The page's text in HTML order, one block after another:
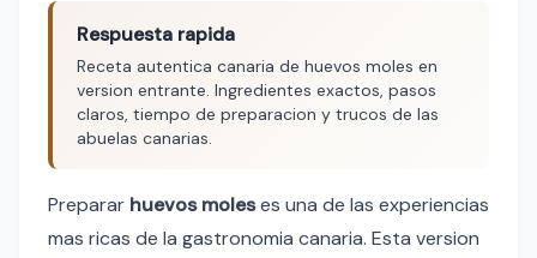
Respuesta rapida
Receta autentica canaria de huevos moles en
version entrante. Ingredientes exactos, pasos
claros, tiempo de preparacion y trucos de las
abuelas canarias.
Preparar huevos moleses una de las experiencias
mas ricas de la gastronomia canaria. Esta version